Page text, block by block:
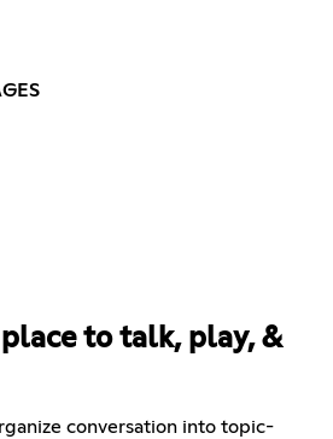
place to talk, play, &
conversation into topic-